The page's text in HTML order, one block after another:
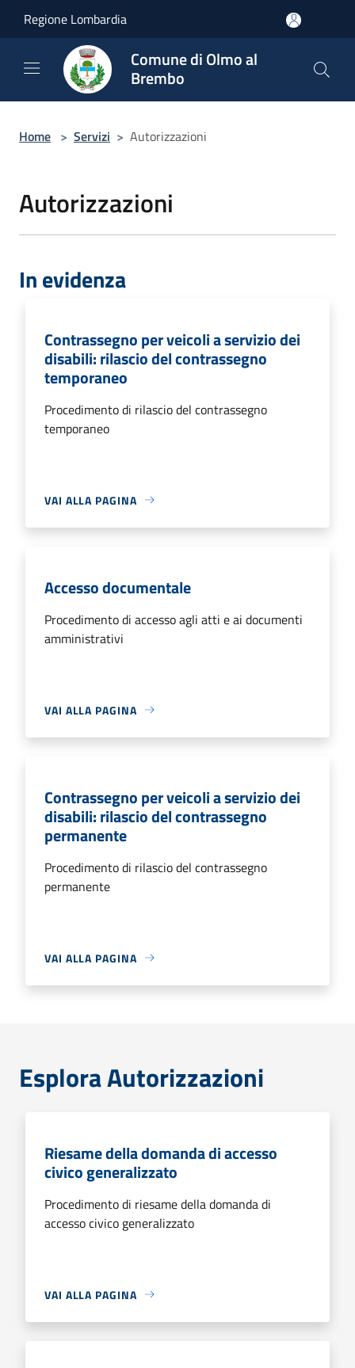
Regione Lombardia
Comune di Olmo al
Brembo
Home > Servizi > Autorizzazioni
Autorizzazioni
In evidenza
Contrassegno per veicoli a servizio dei
disabili: rilascio del contrassegno
temporaneo
Procedimento di rilascio del contrassegno
temporaneo
VAI ALLA PAGINA
Accesso documentale
Procedimento di accesso agli atti e ai documenti
amministrativi
VAI ALLA PAGINA
Contrassegno per veicoli a servizio dei
disabili: rilascio del contrassegno
permanente
Procedimento di rilascio del contrassegno
permanente
VAI ALLA PAGINA
Esplora Autorizzazioni
Riesame della domanda di accesso
civico generalizzato
Procedimento di riesame della domanda di
accesso civico generalizzato
VAI ALLA PAGINA